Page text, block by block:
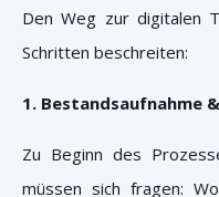
Den Weg zur digitalen
Schritten beschreiten:
1. Bestandsaufnahme
Zu Beginn des
müssen sich fragen: